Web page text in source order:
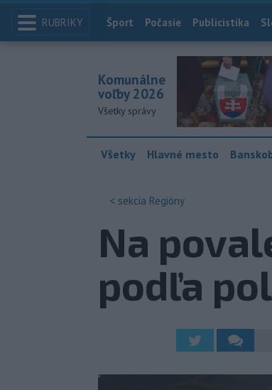
RUBRIKY Index
Šport Počasie Publicistika
Komunálne
voľby 2026
Všetky správy
Všetky Hlavné mesto
< sekcia Regióny
Na
podľa